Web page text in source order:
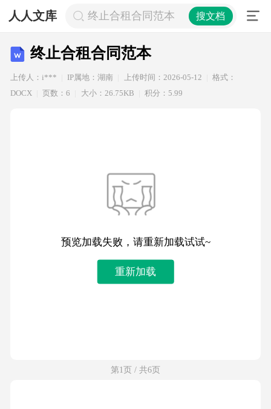
人人文库 终止合租合同范本 搜文档
终止合租合同范本
上传人：i*** IP属地：湖南 上传时间：2026-05-12
格式：
DOCX
页数：6 大小：26.75KB 积分：5.99
预览加载失败，请重新加载试试~
重新加载
第1页 / 共6页